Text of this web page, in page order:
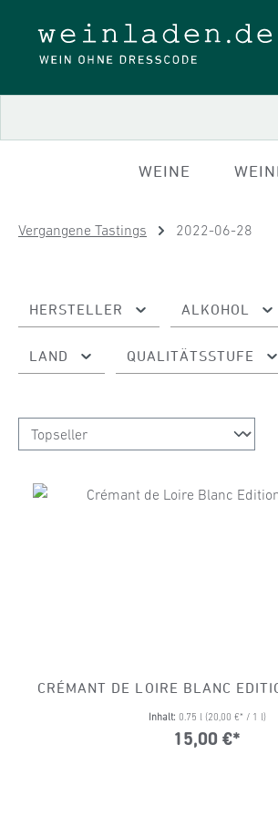
Hauptinhalt springen
Zur Suche springen
Zur Hauptnavigation springen
WEINE
Vergangene Tastings 2022-06-28
HERSTELLER ALKOHOL
LAND QUALITÄTSSTUFE
CRÉMANT DE LOIRE BLANC
Inhalt: 0.75 l (20,00 €* / 1 l)
15,00 €*